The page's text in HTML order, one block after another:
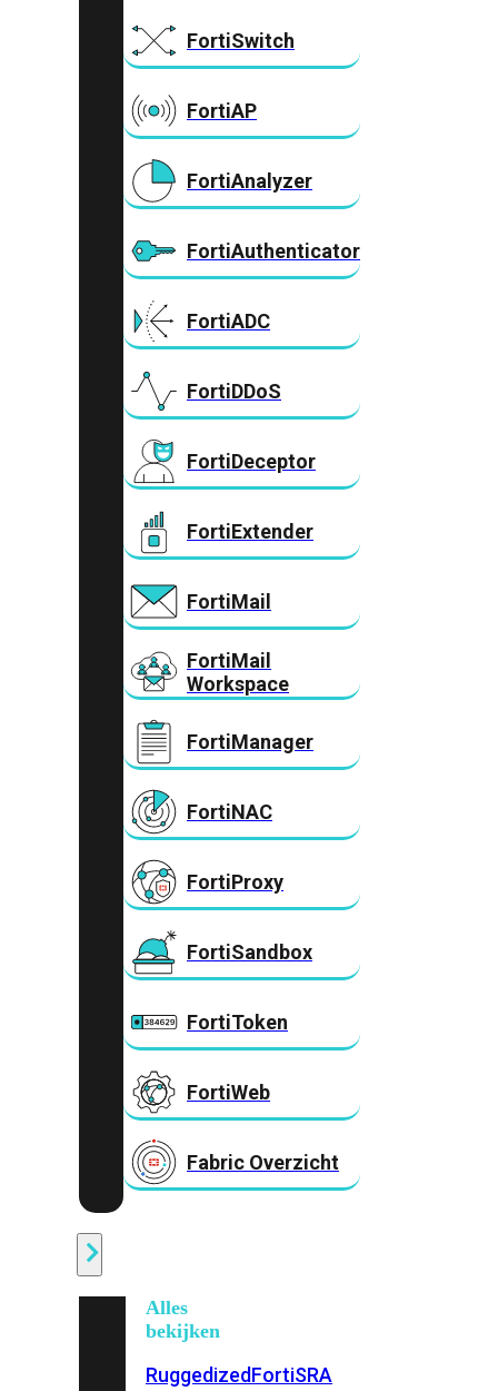
FortiSwitch
FortiAP
FortiAnalyzer
FortiAuthenticator
FortiADC
FortiDDoS
FortiDeceptor
FortiExtender
FortiMail
FortiMail
Workspace
FortiManager
FortiNAC
FortiProxy
FortiSandbox
FortiToken
FortiWeb
Fabric Overzicht
Alles
bekijken
RuggedizedFortiSRA